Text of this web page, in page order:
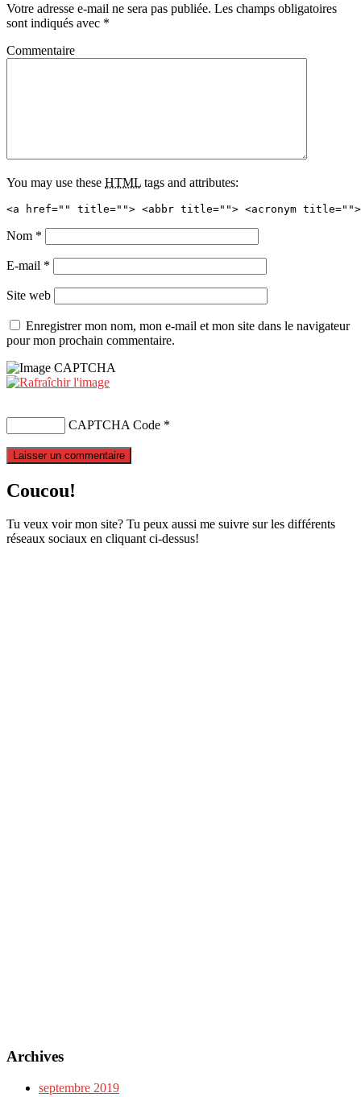
Votre adresse e-mail ne sera pas publiée. Les champs obligatoires
sont indiqués avec *
Commentaire
You may use these HTML tags and attributes:
<a href="" title=""> <abbr title=""> <acronym title="">
Nom *
E-mail *
Site web
Enregistrer mon nom, mon e-mail et mon site dans le navigateur
pour mon prochain commentaire.
CAPTCHA Code *
Coucou!
Tu veux voir mon site? Tu peux aussi me suivre sur les différents
réseaux sociaux en cliquant ci-dessus!
Archives
septembre 2019